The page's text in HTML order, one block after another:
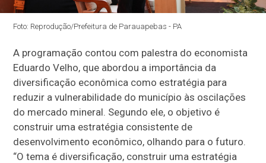
Foto: Reprodução/Prefeitura de Parauapebas - PA
A programação contou com palestra do economista
Eduardo Velho, que abordou a importância da
diversificação econômica como estratégia para
reduzir a vulnerabilidade do município às oscilações
do mercado mineral. Segundo ele, o objetivo é
construir uma estratégia consistente de
desenvolvimento econômico, olhando para o futuro.
“O tema é diversificação, construir uma estratégia